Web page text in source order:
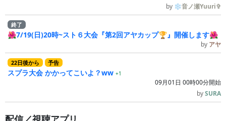
by ❄音ノ瀬Yuuri✞
終了
🌺7/19(日)20時~スト６大会『第2回アヤカップ🏆』開催します🌺
by アヤ
22日後から 予告
スプラ大会 かかってこいよ？ww +1
09月01日 00時00分開始
bySURA